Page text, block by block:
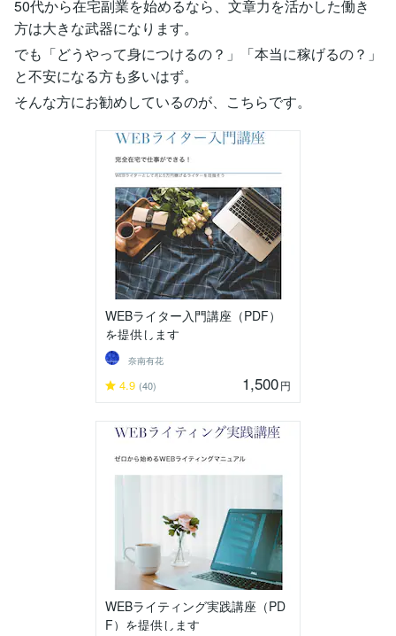
50代から在宅副業を始めるなら、文章力を活かした働き
方は大きな武器になります。
でも「どうやって身につけるの？」「本当に稼げるの？」
と不安になる方も多いはず。
そんな方にお勧めしているのが、こちらです。
WEBライター入門講座（PDF）
を提供します
奈南有花
4.9 (40) 1,500円
WEBライティング実践講座（PD
F）を提供します